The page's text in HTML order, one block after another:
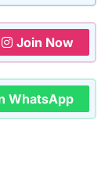
Join Now
WhatsApp